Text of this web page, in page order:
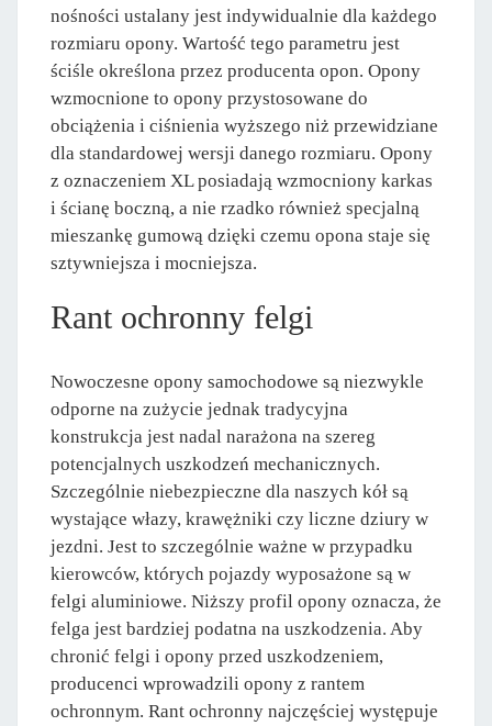
nośności ustalany jest indywidualnie dla każdego
rozmiaru opony. Wartość tego parametru jest
ściśle określona przez producenta opon. Opony
wzmocnione to opony przystosowane do
obciążenia i ciśnienia wyższego niż przewidziane
dla standardowej wersji danego rozmiaru. Opony
z oznaczeniem XL posiadają wzmocniony karkas
i ścianę boczną, a nie rzadko również specjalną
mieszankę gumową dzięki czemu opona staje się
sztywniejsza i mocniejsza.
Rant ochronny felgi
Nowoczesne opony samochodowe są niezwykle
odporne na zużycie jednak tradycyjna
konstrukcja jest nadal narażona na szereg
potencjalnych uszkodzeń mechanicznych.
Szczególnie niebezpieczne dla naszych kół są
wystające włazy, krawężniki czy liczne dziury w
jezdni. Jest to szczególnie ważne w przypadku
kierowców, których pojazdy wyposażone są w
felgi aluminiowe. Niższy profil opony oznacza, że
felga jest bardziej podatna na uszkodzenia. Aby
chronić felgi i opony przed uszkodzeniem,
producenci wprowadzili opony z rantem
ochronnym. Rant ochronny najczęściej występuje